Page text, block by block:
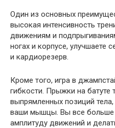
Один из основных
высокая интенсивность
движениям и
ногах и корпусе, улучшаете
и кардиорезерв.
Кроме того, игра в
гибкости. Прыжки на батуте
выпрямленных позиций тела,
ваши мышцы. Вы все больше
амплитуду движений и